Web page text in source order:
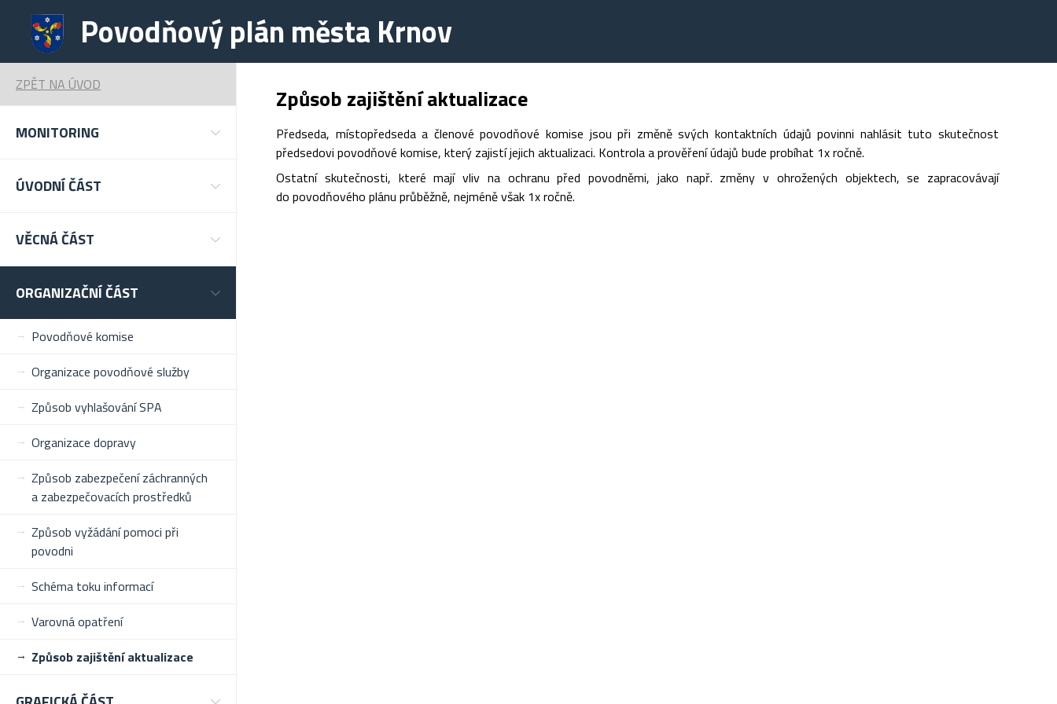
Povodňový plán města Krnov
ZPĚT NA ÚVOD
MONITORING
ÚVODNÍ ČÁST
VĚCNÁ ČÁST
ORGANIZAČNÍ ČÁST
Povodňové komise
Organizace povodňové služby
Způsob vyhlašování SPA
Organizace dopravy
Způsob zabezpečení záchranných
a zabezpečovacích prostředků
Způsob vyžádání pomoci při
povodni
Schéma toku informací
Varovná opatření
Způsob zajištění aktualizace
Způsob zajištění aktualizace
Předseda, místopředseda a členové povodňové komise jsou při změně svých kontaktních údajů povinni nahlásit tuto skutečnost
předsedovi povodňové komise, který zajistí jejich aktualizaci. Kontrola a prověření údajů bude probíhat 1x ročně.
Ostatní skutečnosti, které mají vliv na ochranu před povodněmi, jako např. změny v ohrožených objektech, se zapracovávají
do povodňového plánu průběžně, nejméně však 1x ročně.